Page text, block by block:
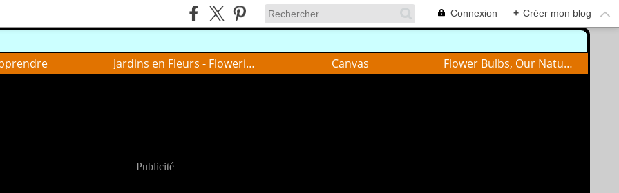
Connexion + Créer mon blog
Jardins en Fleurs - Flowering gardens Canvas Flower Bulbs, Our Nature
Publicité